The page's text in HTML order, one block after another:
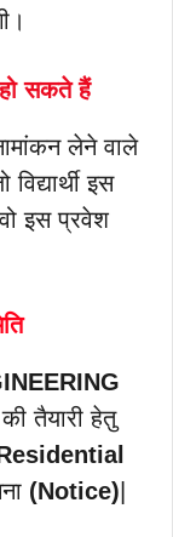
हो सकते हैं
लेने वाले
इस
वो इस प्रवेश
की तैयारी हेतु
(Notice)